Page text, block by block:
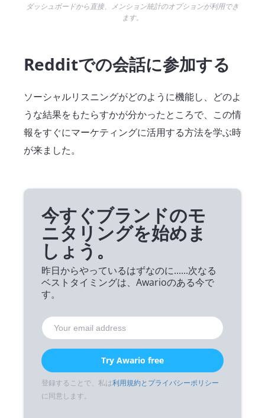
ダッシュボードから直接、メンション統計のオプションが利用でき
ます。
Redditでの会話に参加する
ソーシャルリスニングがどのように機能し、どのよ
うな結果をもたらすかが分かったところで、この情
報をすぐにマーケティングに活用する方法を学ぶ時
が来ました。
今すぐブランドのモ
ニタリングを始めま
しょう。
昨日からやっているはずなのに......次なる
ベストタイミングは、Awarioのある今で
す。
Try Awario free
登録することで、私は利用規約とプライバシーポリシー
に同意します。